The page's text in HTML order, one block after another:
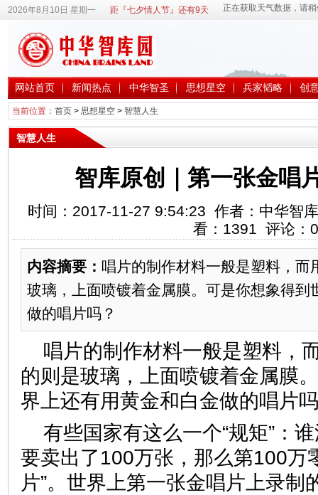
2026年8月10日 星期一 距『七夕情人节』还有9天
网站首页 新闻热点 中华智圣 思想星空 兵家韬略 创
当前位置： 首页> 思想星空> 智慧人生
智慧人生
智库原创｜第一张金唱
时间：2017-11-27 9:54:23 作者：中华智
看： 1391 评论： 0
内容摘要： 唱片的制作材料一般是塑料，而
玻璃，上面喷镀着金属膜。可是你想象得到
做的唱片吗？
唱片的制作材料一般是塑料，
的则是玻璃，上面喷镀着金属膜
界上还有用黄金和白金做的唱片
有些国家有这么一个“规矩”：
要卖出了100万张，那么第100万
片”。世界上第一张金唱片上录制